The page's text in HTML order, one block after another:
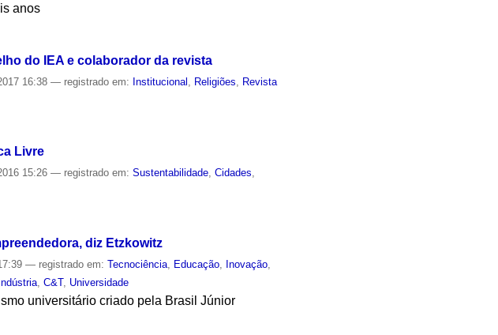
anos
do IEA e colaborador da revista
16:38— registrado em: Institucional Religiões
Revista
Livre
15:26— registrado em:Sustentabilidade,Cidades,
diz Etzkowitz
— registrado em:Tecnociência Educação Inovação
Indústria ,C&T, Universidade
universitário criado pela Brasil Júnior